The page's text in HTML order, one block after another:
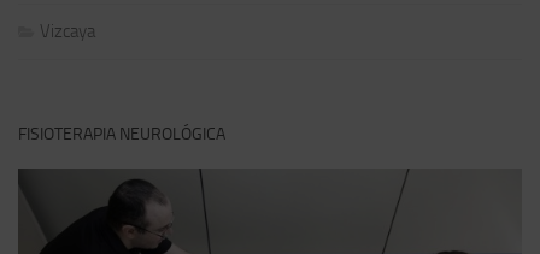
Vizcaya
FISIOTERAPIA NEUROLÓGICA